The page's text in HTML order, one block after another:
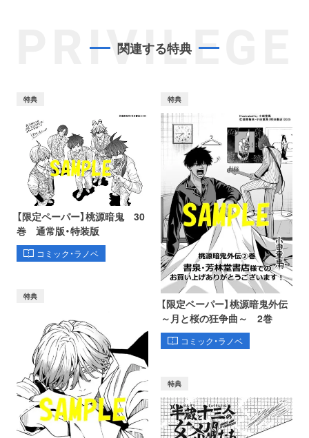
PRIVILEGE
関連する特典
特典
【限定ペーパー】桃源暗鬼 30
巻 通常版・特装版
コミック・ラノベ
特典
【限定ペーパー】桃源暗鬼外伝
～月と桜の狂争曲～ 2巻
コミック・ラノベ
特典
特典